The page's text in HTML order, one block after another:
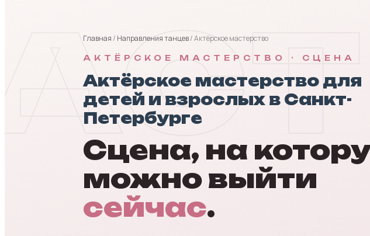
Главная / Направления танцев/ Актёрское мастерство
АКТЁРСКОЕ МАСТЕРСТВО · СЦЕНА
Актёрское мастерство для
детей и взрослых в Санкт-
Петербурге
Сцена, на
можно выйти
сейчас.